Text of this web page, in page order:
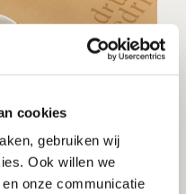
cookies
gebruiken wij
Ook willen we
onze communicatie